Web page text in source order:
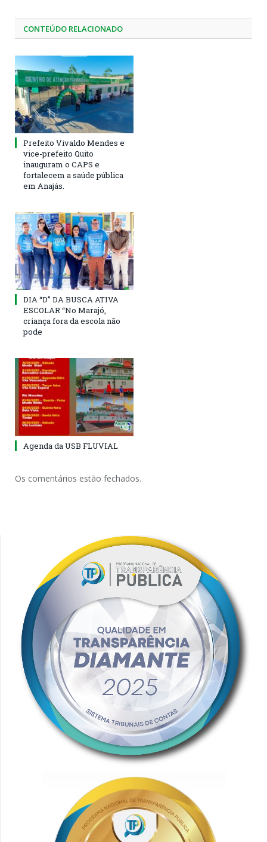
CONTEÚDO RELACIONADO
Prefeito Vivaldo Mendes e
vice-prefeito Quito
inauguram o CAPS e
fortalecem a saúde pública
em Anajás.
DIA “D” DA BUSCA ATIVA
ESCOLAR “No Marajó,
criança fora da escola não
pode
Agenda da USB FLUVIAL
Os comentários estão fechados.